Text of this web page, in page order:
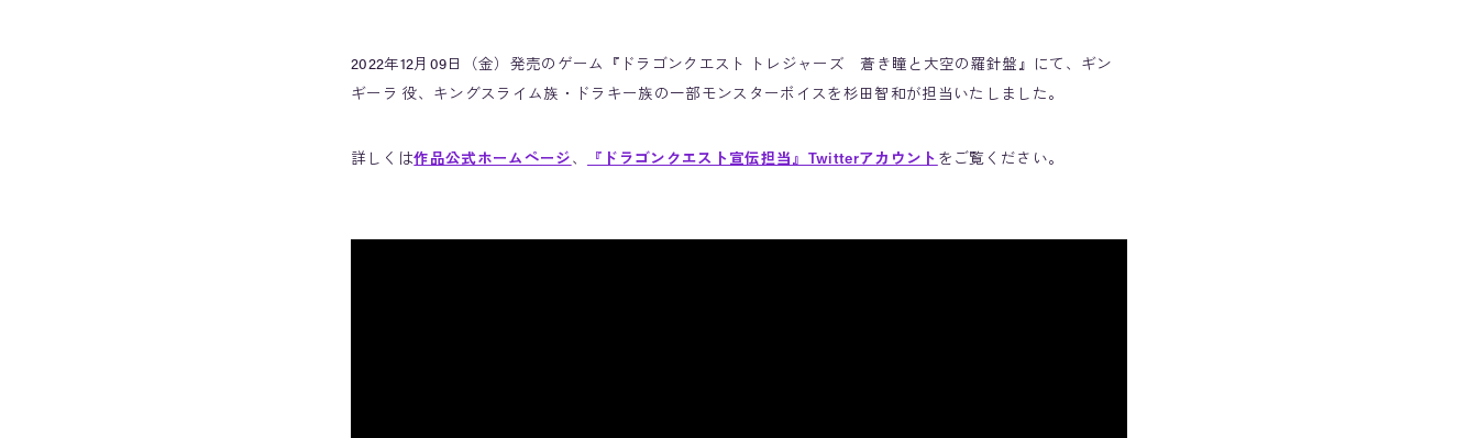
2022年12月09日（金）発売のゲーム『ドラゴンクエスト トレジャーズ 蒼き瞳と大空の羅針盤』にて、ギン
ギーラ 役、キングスライム族・ドラキー族の一部モンスターボイスを杉田智和が担当いたしました。
詳しくは作品公式ホームページ 、 『ドラゴンクエスト宣伝担当』Twitterアカウント をご覧ください。